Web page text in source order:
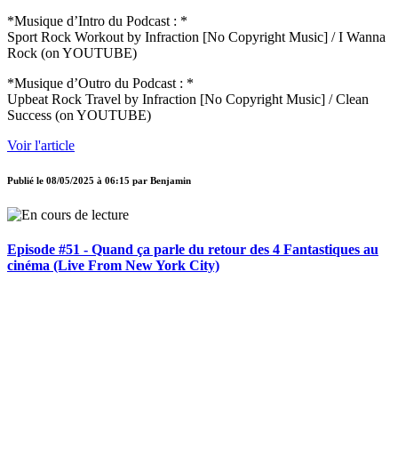
*Musique d’Intro du Podcast : *
Sport Rock Workout by Infraction [No Copyright Music] / I Wanna
Rock (on YOUTUBE)
*Musique d’Outro du Podcast : *
Upbeat Rock Travel by Infraction [No Copyright Music] / Clean
Success (on YOUTUBE)
Voir l'article
Publié le 08/05/2025 à 06:15 par Benjamin
Episode #51 - Quand ça parle du retour des 4 Fantastiques au
cinéma (Live From New York City)